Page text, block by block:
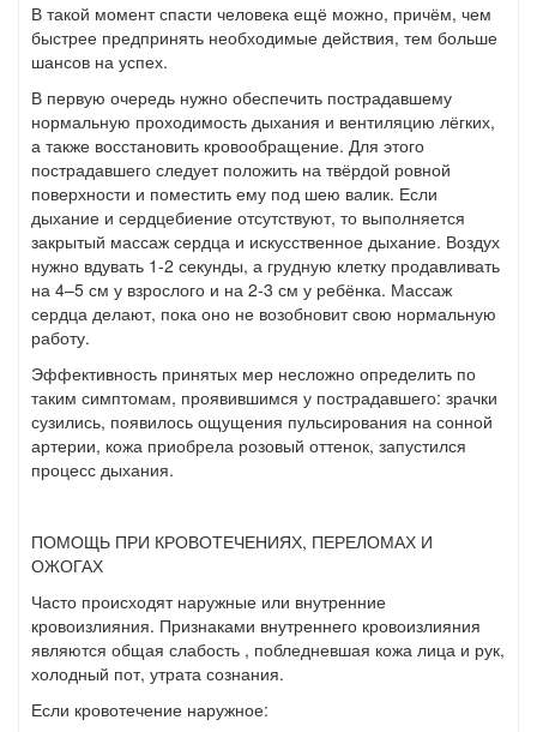
В такой момент спасти человека ещё можно, причём, чем
быстрее предпринять необходимые действия, тем больше
шансов на успех.
В первую очередь нужно обеспечить пострадавшему
нормальную проходимость дыхания и вентиляцию лёгких,
а также восстановить кровообращение. Для этого
пострадавшего следует положить на твёрдой ровной
поверхности и поместить ему под шею валик. Если
дыхание и сердцебиение отсутствуют, то выполняется
закрытый массаж сердца и искусственное дыхание. Воздух
нужно вдувать 1-2 секунды, а грудную клетку продавливать
на 4–5 см у взрослого и на 2-3 см у ребёнка. Массаж
сердца делают, пока оно не возобновит свою нормальную
работу.
Эффективность принятых мер несложно определить по
таким симптомам, проявившимся у пострадавшего: зрачки
сузились, появилось ощущения пульсирования на сонной
артерии, кожа приобрела розовый оттенок, запустился
процесс дыхания.
ПОМОЩЬ ПРИ КРОВОТЕЧЕНИЯХ, ПЕРЕЛОМАХ И
ОЖОГАХ
Часто происходят наружные или внутренние
кровоизлияния. Признаками внутреннего кровоизлияния
являются общая слабость , побледневшая кожа лица и рук,
холодный пот, утрата сознания.
Если кровотечение наружное: